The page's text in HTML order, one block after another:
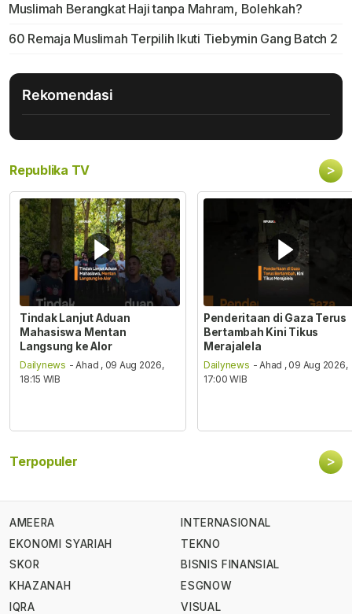
Muslimah Berangkat Haji tanpa Mahram, Bolehkah?
60 Remaja Muslimah Terpilih Ikuti Tiebymin Gang Batch 2
Rekomendasi
Republika TV >
Tindak Lanjut Aduan
Mahasiswa Mentan
Langsung ke Alor
Dailynews - Ahad , 09 Aug 2026,
18:15 WIB
Penderitaan di Gaza Terus
Bertambah Kini Tikus
Merajalela
Dailynews - Ahad , 09 Aug 2026,
17:00 WIB
Terpopuler >
AMEERA
EKONOMI SYARIAH
SKOR
KHAZANAH
IQRA
INTERNASIONAL
TEKNO
BISNIS FINANSIAL
ESGNOW
VISUAL